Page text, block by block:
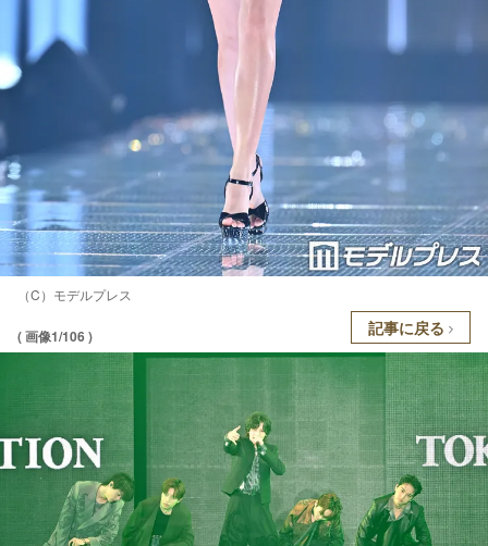
（C）モデルプレス
( 画像1/106 ) 記事に戻る